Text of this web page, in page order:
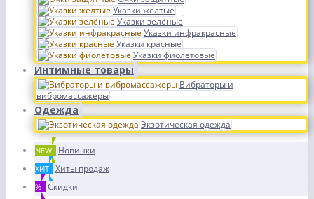
Указки желтые
Указки зелёные
Указки инфракрасные
Указки красные
Указки фиолетовые
Интимные товары
Вибраторы и
вибромассажеры
Одежда
Экзотическая одежда
NEW Новинки
ХИТ Хиты продаж
% Скидки